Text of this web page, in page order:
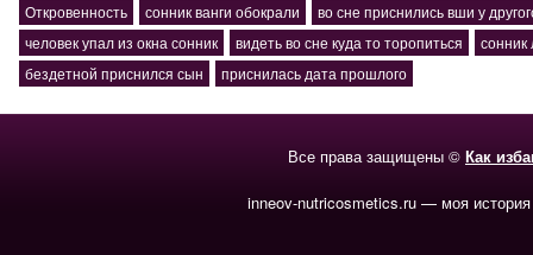
Откровенность
сонник ванги обокрали
во сне приснились вши у
человек упал из окна сонник
видеть во сне куда то торопиться
бездетной приснился сын
приснилась дата прошлого
Все права защищены © Как
inneov-nutricosmetics.ru — моя